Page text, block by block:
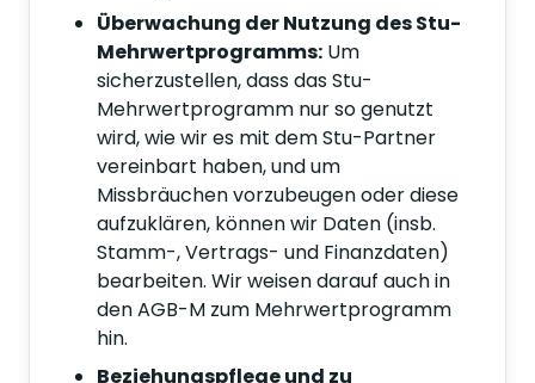
Überwachung der Nutzung des Stu-
Mehrwertprogramms: Um
sicherzustellen, dass das Stu-
Mehrwertprogramm nur so genutzt
wird, wie wir es mit dem Stu-Partner
vereinbart haben, und um
Missbräuchen vorzubeugen oder diese
aufzuklären, können wir Daten (insb.
Stamm-, Vertrags- und Finanzdaten)
bearbeiten. Wir weisen darauf auch in
den AGB-M zum Mehrwertprogramm
hin.
Beziehungspflege und zu